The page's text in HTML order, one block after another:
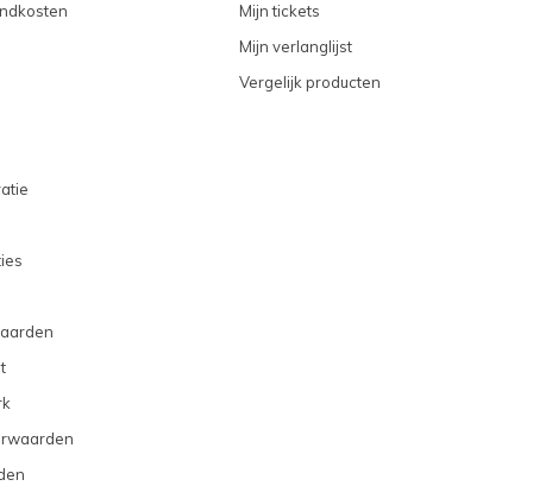
Mijn tickets
Mijn verlanglijst
Vergelijk producten